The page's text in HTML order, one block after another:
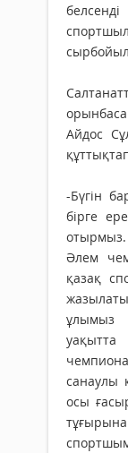
Айдос
-Бүгін
бірге
Әлем
қазақ
ұлымыз
санаулы
осы